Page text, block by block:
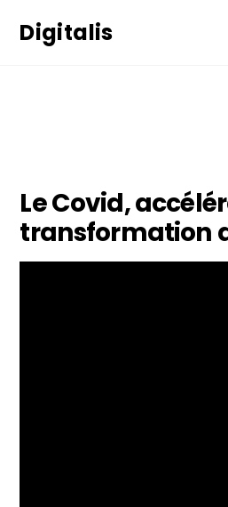
Digitalis
Le Covid,
transformation